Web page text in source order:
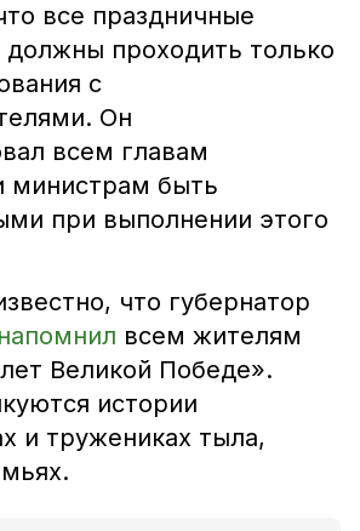
все праздничные
проходить только
с
Он
всем главам
министрам быть
при выполнении этого
что губернатор
напомнил всем жителям
Великой Победе».
истории
и тружениках тыла,